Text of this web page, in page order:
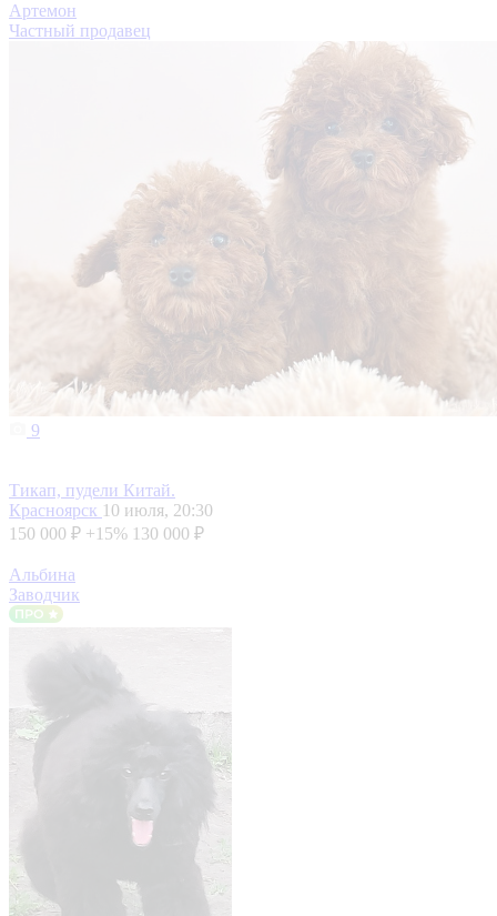
Артемон
Частный продавец
9
Тикап, пудели Китай.
Красноярск 10 июля, 20:30
150 000 ₽ +15% 130 000 ₽
Альбина
Заводчик